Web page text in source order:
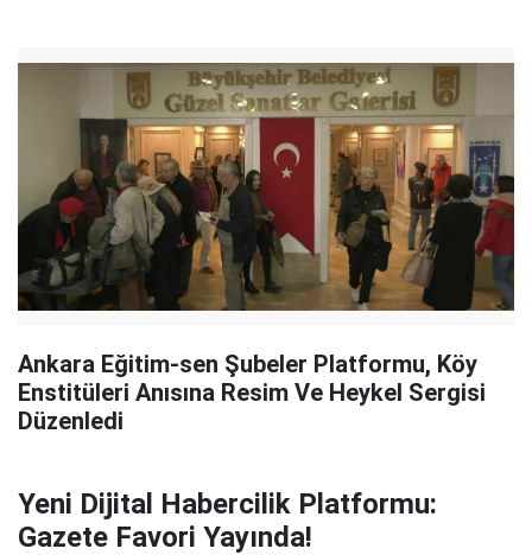
Ankara Eğitim-sen Şubeler Platformu, Köy
Enstitüleri Anısına Resim Ve Heykel Sergisi
Düzenledi
Yeni Dijital Habercilik Platformu:
Gazete Favori Yayında!